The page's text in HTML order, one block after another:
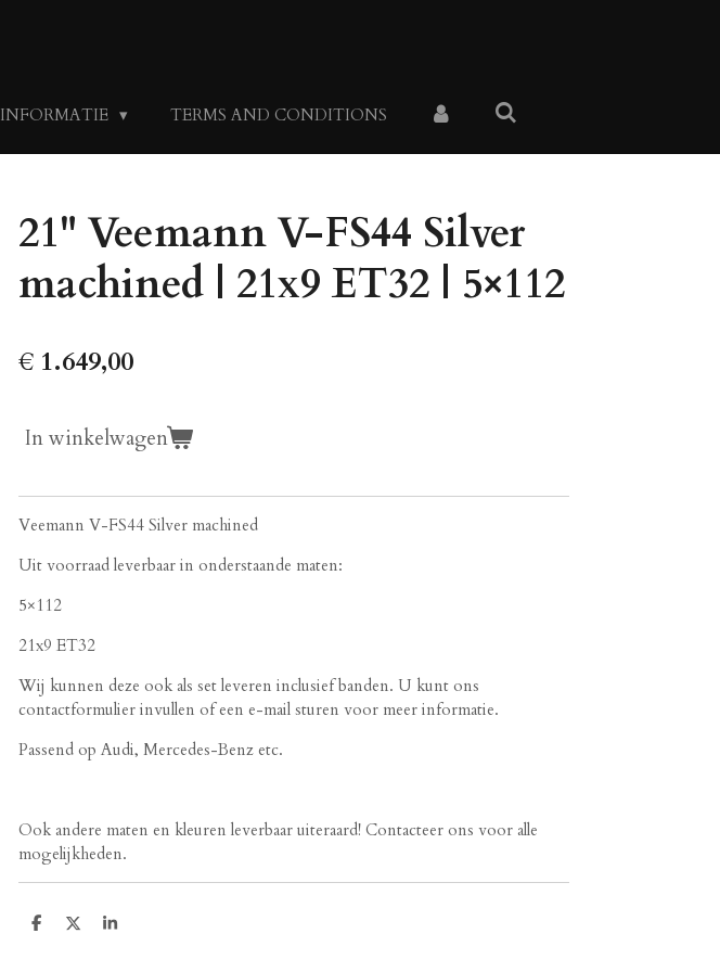
INFORMATIE TERMS AND CONDITIONS
21" Veemann V-FS44 Silver
machined | 21x9 ET32 | 5×112
€ 1.649,00
In winkelwagen
Veemann V-FS44 Silver machined
Uit voorraad leverbaar in onderstaande maten:
5×112
21x9 ET32
Wij kunnen deze ook als set leveren inclusief banden. U kunt ons
contactformulier invullen of een e-mail sturen voor meer informatie.
Passend op Audi, Mercedes-Benz etc.
Ook andere maten en kleuren leverbaar uiteraard! Contacteer ons voor alle
mogelijkheden.
D
D
S